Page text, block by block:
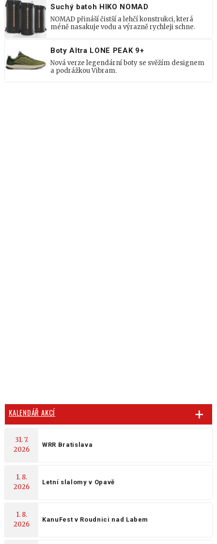
Suchý batoh HIKO NOMAD
NOMAD přináší čistší a lehčí konstrukci, která
méně nasakuje vodu a výrazně rychleji schne.
Boty Altra LONE PEAK 9+
Nová verze legendární boty se svěžím designem
a podrážkou Vibram.
KALENDÁŘ AKCÍ
31. 7.
2026
WRR Bratislava
1. 8.
2026
Letní slalomy v Opavě
1. 8.
2026
KanuFest v Roudnici nad Labem